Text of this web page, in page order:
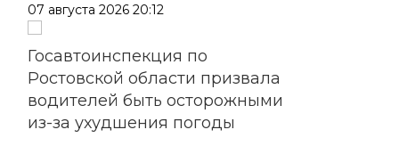
07 августа 2026 20:12
Госавтоинспекция по
Ростовской области призвала
водителей быть осторожными
из-за ухудшения погоды